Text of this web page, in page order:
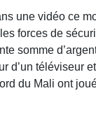
une vidéo ce
forces de
somme
d’un téléviseur
du Mali ont